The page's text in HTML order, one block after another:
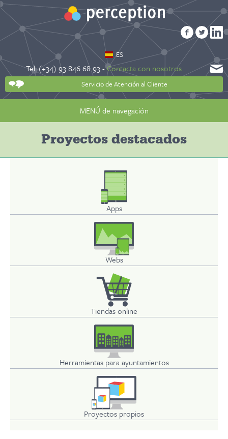
ES
Tel. (+34) 93 846 68 93 -Contacta con nosotros
Servicio de Atención al Cliente
MENÚ de navegación
Proyectos destacados
Apps
Webs
Tiendas online
Herramientas para ayuntamientos
Proyectos propios